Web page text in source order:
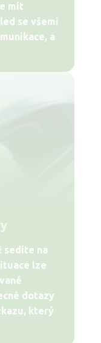
mít
se všemi
a
sedíte na
lze
dotazy
který